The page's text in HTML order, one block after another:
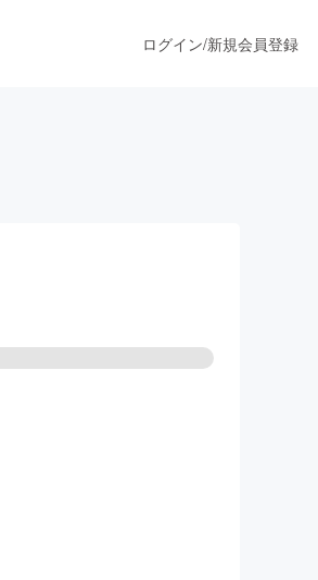
ョン
ログイン/新規会員登録